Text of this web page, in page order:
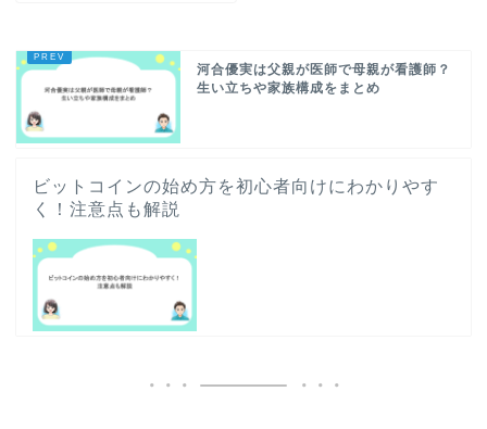
河合優実は父親が医師で母親が看護師？
生い立ちや家族構成をまとめ
ビットコインの始め方を初心者向けにわかりやす
く！注意点も解説